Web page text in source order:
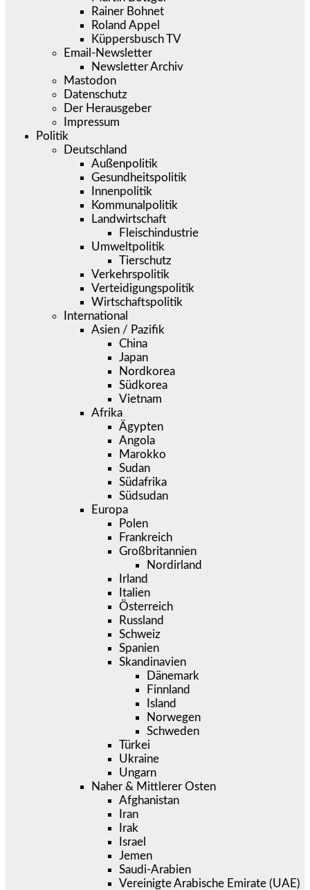
Rainer Bohnet
Roland Appel
Küppersbusch TV
Email-Newsletter
Newsletter Archiv
Mastodon
Datenschutz
Der Herausgeber
Impressum
Politik
Deutschland
Außenpolitik
Gesundheitspolitik
Innenpolitik
Kommunalpolitik
Landwirtschaft
Fleischindustrie
Umweltpolitik
Tierschutz
Verkehrspolitik
Verteidigungspolitik
Wirtschaftspolitik
International
Asien / Pazifik
China
Japan
Nordkorea
Südkorea
Vietnam
Afrika
Ägypten
Angola
Marokko
Sudan
Südafrika
Südsudan
Europa
Polen
Frankreich
Großbritannien
Nordirland
Irland
Italien
Österreich
Russland
Schweiz
Spanien
Skandinavien
Dänemark
Finnland
Island
Norwegen
Schweden
Türkei
Ukraine
Ungarn
Naher & Mittlerer Osten
Afghanistan
Iran
Irak
Israel
Jemen
Saudi-Arabien
Vereinigte Arabische Emirate (UAE)